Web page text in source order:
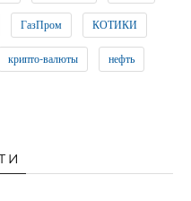
ГазПром КОТИКИ
крипто-валюты нефть